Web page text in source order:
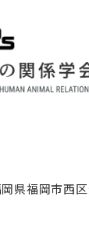
県福岡市西